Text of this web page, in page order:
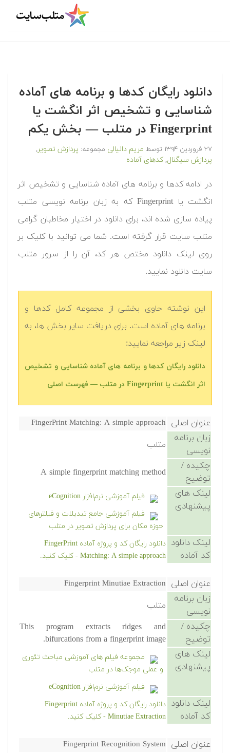
دانلود رایگان کدها و برنامه های آماده
شناسایی و تشخیص اثر انگشت یا
Fingerprint در متلب‬‬ — بخش یکم
۲۷ فروردین ۱۳۹۴ توسط مریم دانیالی مجموعه: پردازش تصویر,
پردازش سیگنال,کدهای آماده
‫در ادامه کدها و برنامه های آماده شناسایی و تشخیص اثر
انگشت یا Fingerprint که به زبان برنامه نویسی متلب
پیاده سازی شده اند، برای دانلود در اختیار مخاطبان گرامی
متلب سایت قرار گرفته است. شما می توانید با کلیک بر
روی لینک دانلود مختص هر کد، آن را از سرور متلب
سایت دانلود نمایید.‬
این نوشته حاوی بخشی از مجموعه کامل کدها و
برنامه های آماده است. برای دریافت سایر بخش ها، به
لینک زیر مراجعه نمایید:
دانلود رایگان کدها و برنامه های آماده شناسایی و تشخیص
اثر انگشت یا Fingerprint در متلب‬‬ — فهرست اصلی
عنوان اصلی FingerPrint Matching: A simple approach
زبان برنامه
نویسی
متلب
چکیده /
توضیح
A simple fingerprint matching method
لینک های
پیشنهادی
فیلم آموزشی نرم‌افزار eCognition
فیلم آموزشی جامع تبدیلات و فیلترهای
حوزه مکان برای پردازش تصویر در متلب
لینک دانلود
کد آماده
دانلود رایگان کد و پروژه آماده FingerPrint
Matching: A simple approach - کلیک کنید.
عنوان اصلی Fingerprint Minutiae Extraction
زبان برنامه
نویسی
متلب
چکیده /
توضیح
This program extracts ridges and
bifurcations from a fingerprint image.
لینک های
پیشنهادی
مجموعه فیلم های آموزشی مباحث تئوری
و عملی موجک‌ها در متلب
فیلم آموزشی نرم‌افزار eCognition
لینک دانلود
کد آماده
دانلود رایگان کد و پروژه آماده Fingerprint
Minutiae Extraction - کلیک کنید.
عنوان اصلی Fingerprint Recognition System